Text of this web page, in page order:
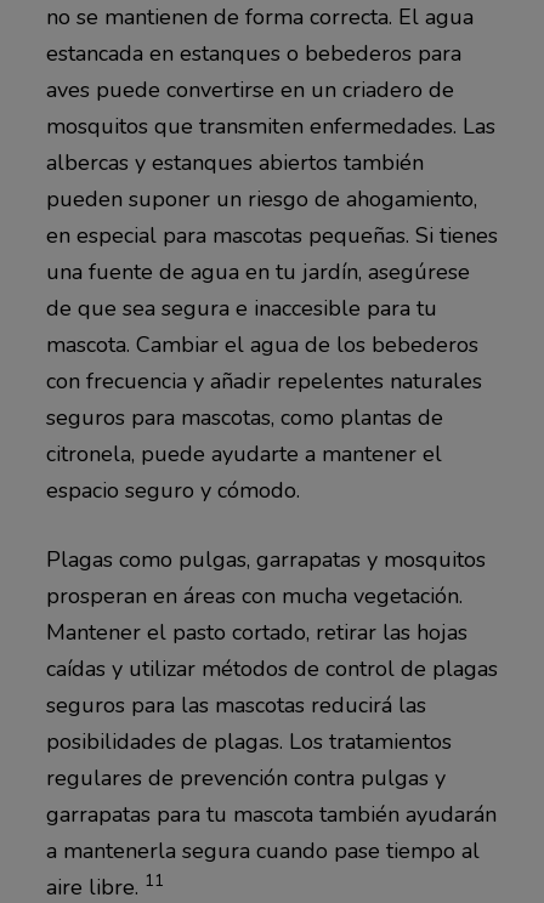
no se mantienen de forma correcta. El agua
estancada en estanques o bebederos para
aves puede convertirse en un criadero de
mosquitos que transmiten enfermedades. Las
albercas y estanques abiertos también
pueden suponer un riesgo de ahogamiento,
en especial para mascotas pequeñas. Si tienes
una fuente de agua en tu jardín, asegúrese
de que sea segura e inaccesible para tu
mascota. Cambiar el agua de los bebederos
con frecuencia y añadir repelentes naturales
seguros para mascotas, como plantas de
citronela, puede ayudarte a mantener el
espacio seguro y cómodo.
Plagas como pulgas, garrapatas y mosquitos
prosperan en áreas con mucha vegetación.
Mantener el pasto cortado, retirar las hojas
caídas y utilizar métodos de control de plagas
seguros para las mascotas reducirá las
posibilidades de plagas. Los tratamientos
regulares de prevención contra pulgas y
garrapatas para tu mascota también ayudarán
a mantenerla segura cuando pase tiempo al
aire libre. 11